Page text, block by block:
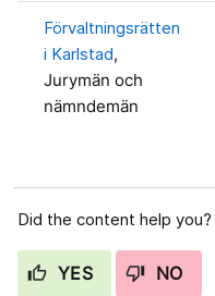
Förvaltningsrätten
i Karlstad,
Jurymän och
nämndemän
Did the content help you?
YES NO